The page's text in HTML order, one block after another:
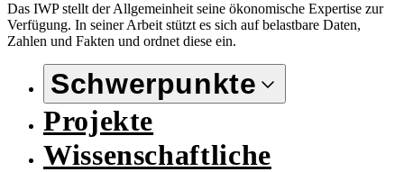
Das IWP stellt der Allgemeinheit seine ökonomische Expertise zur
Verfügung. In seiner Arbeit stützt es sich auf belastbare Daten,
Zahlen und Fakten und ordnet diese ein.
Schwerpunkte
Projekte
Wissenschaftliche